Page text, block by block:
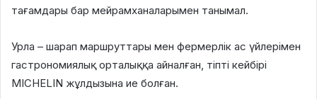
тағамдары бар мейрамханаларымен танымал.
Урла – шарап маршруттары мен фермерлік ас үйлерімен
гастрономиялық орталыққа айналған, тіпті кейбірі
MICHELIN жұлдызына ие болған.